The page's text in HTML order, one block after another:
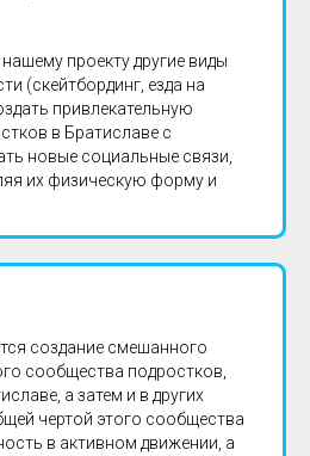
проекту другие виды
(скейтбординг, езда на
привлекательную
в Братиславе с
новые социальные связи,
их физическую форму и
создание смешанного
сообщества подростков,
а затем и в других
чертой этого сообщества
в активном движении, а